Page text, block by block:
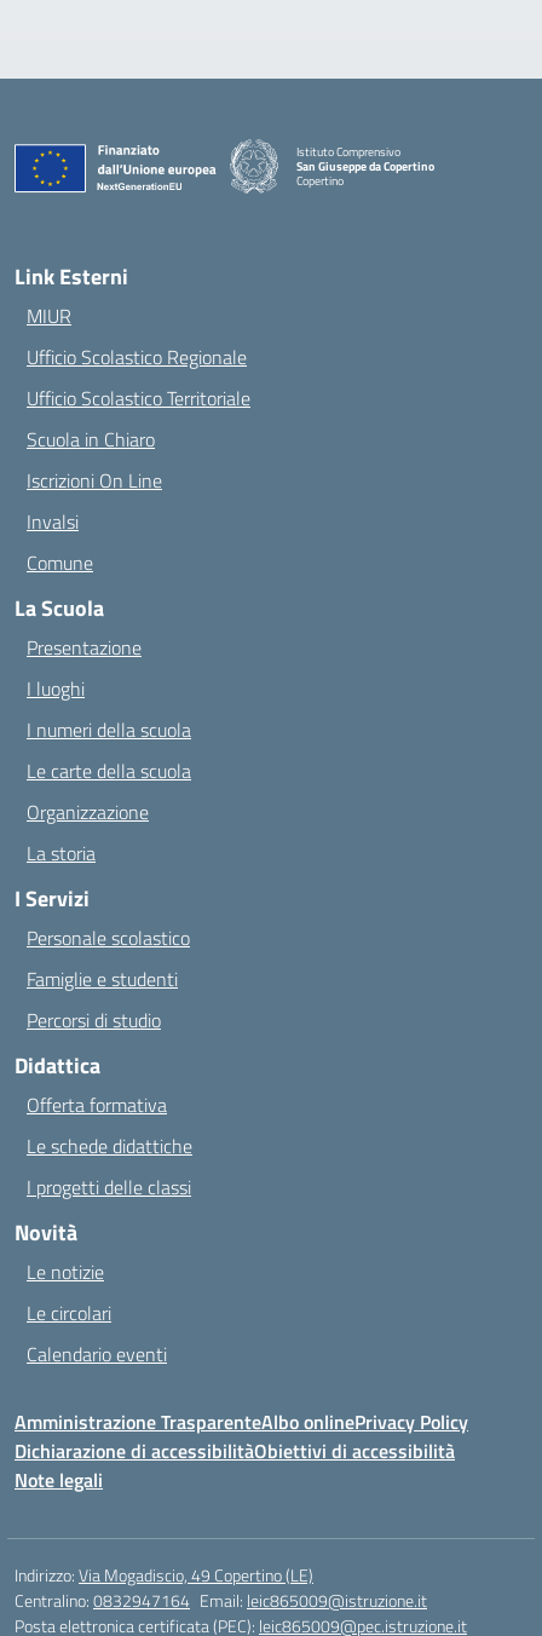
Istituto Comprensivo
San Giuseppe da Copertino
Copertino
— Visita la pagina iniziale della scuola
Link Esterni
MIUR
Ufficio Scolastico Regionale
Ufficio Scolastico Territoriale
Scuola in Chiaro
Iscrizioni On Line
Invalsi
Comune
La Scuola
Presentazione
I luoghi
I numeri della scuola
Le carte della scuola
Organizzazione
La storia
I Servizi
Personale scolastico
Famiglie e studenti
Percorsi di studio
Didattica
Offerta formativa
Le schede didattiche
I progetti delle classi
Novità
Le notizie
Le circolari
Calendario eventi
Amministrazione TrasparenteAlbo onlinePrivacy Policy
Dichiarazione di accessibilitàObiettivi di accessibilità
Note legali
Indirizzo:Via Mogadiscio, 49 Copertino (LE)
Centralino:0832947164 Email: leic865009@istruzione.it
Posta elettronica certificata (PEC): leic865009@pec.istruzione.it